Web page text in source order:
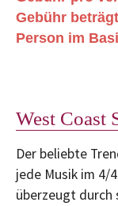
Gebühr
Person im
West Coast
Der beliebte
jede Musik im 4/
überzeugt durch